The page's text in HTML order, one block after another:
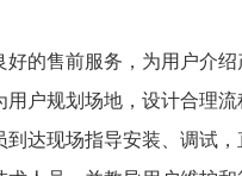
售前服务，为用户介绍
户规划场地，设计合理流
达现场指导安装、调试，